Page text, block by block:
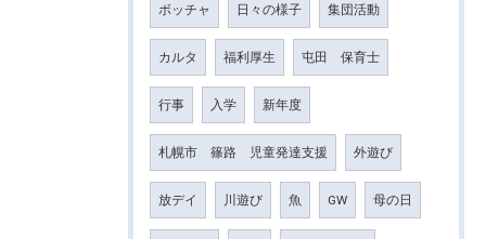
ボッチャ 日々の様子 集団活動
カルタ 福利厚生 屯田 保育士
行事 入学 新年度
札幌市 篠路 児童発達支援 外遊び
放デイ 川遊び 魚 GW 母の日